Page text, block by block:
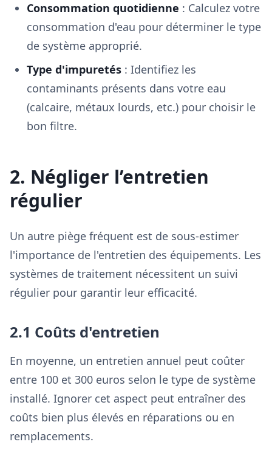
Consommation quotidienne : Calculez votre
consommation d'eau pour déterminer le type
de système approprié.
Type d'impuretés : Identifiez les
contaminants présents dans votre eau
(calcaire, métaux lourds, etc.) pour choisir le
bon filtre.
2. Négliger l’entretien
régulier
Un autre piège fréquent est de sous-estimer
l'importance de l'entretien des équipements. Les
systèmes de traitement nécessitent un suivi
régulier pour garantir leur efficacité.
2.1 Coûts d'entretien
En moyenne, un entretien annuel peut coûter
entre 100 et 300 euros selon le type de système
installé. Ignorer cet aspect peut entraîner des
coûts bien plus élevés en réparations ou en
remplacements.